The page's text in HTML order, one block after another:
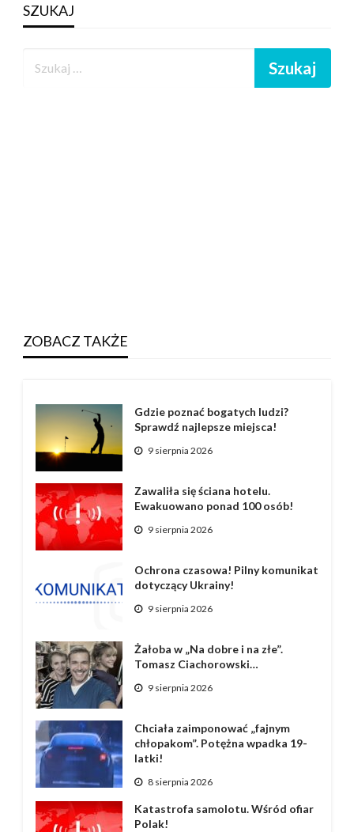
SZUKAJ
ZOBACZ TAKŻE
Gdzie poznać bogatych ludzi?
Sprawdź najlepsze miejsca!
9 sierpnia 2026
Zawaliła się ściana hotelu.
Ewakuowano ponad 100 osób!
9 sierpnia 2026
Ochrona czasowa! Pilny komunikat
dotyczący Ukrainy!
9 sierpnia 2026
Żałoba w „Na dobre i na złe”.
Tomasz Ciachorowski…
9 sierpnia 2026
Chciała zaimponować „fajnym
chłopakom”. Potężna wpadka 19-
latki!
8 sierpnia 2026
Katastrofa samolotu. Wśród ofiar
Polak!